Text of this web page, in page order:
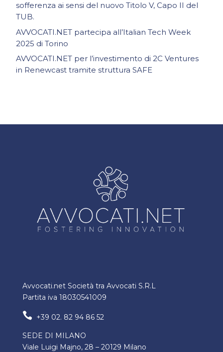
sofferenza ai sensi del nuovo Titolo V, Capo II del
TUB.
AVVOCATI.NET partecipa all’Italian Tech Week
2025 di Torino
AVVOCATI.NET per l’investimento di 2C Ventures
in Renewcast tramite struttura SAFE
Avvocati.net Società tra Avvocati S.R.L
Partita iva 18030541009
 +39 02. 82 94 86 52
SEDE DI MILANO
Viale Luigi Majno, 28 – 20129 Milano